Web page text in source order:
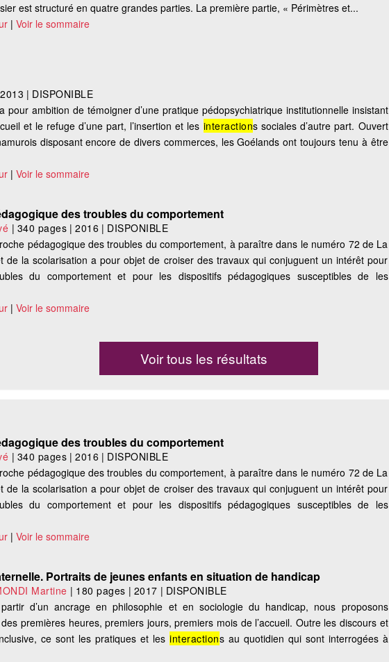
est structuré en quatre grandes parties. La première partie, « Périmètres et...
|Voir le sommaire
2013 | DISPONIBLE
pour ambition de témoigner d’une pratique pédopsychiatrique institutionnelle insistant
et le refuge d’une part, l’insertion et les interactions sociales d’autre part. Ouvert
disposant encore de divers commerces, les Goélands ont toujours tenu à être
|Voir le sommaire
des troubles du comportement
| 340 pages |2016 | DISPONIBLE
pédagogique des troubles du comportement, à paraître dans le numéro 72 de La
de la scolarisation a pour objet de croiser des travaux qui conjuguent un intérêt pour
du comportement et pour les dispositifs pédagogiques susceptibles de les
|Voir le sommaire
Voir tous les résultats
des troubles du comportement
| 340 pages |2016 | DISPONIBLE
pédagogique des troubles du comportement, à paraître dans le numéro 72 de La
de la scolarisation a pour objet de croiser des travaux qui conjuguent un intérêt pour
du comportement et pour les dispositifs pédagogiques susceptibles de les
|Voir le sommaire
Portraits de jeunes enfants en situation de handicap
Martine | 180 pages | 2017 | DISPONIBLE
d’un ancrage en philosophie et en sociologie du handicap, nous proposons
premières heures, premiers jours, premiers mois de l’accueil. Outre les discours et
ce sont les pratiques et lesinteractions au quotidien qui sont interrogées à